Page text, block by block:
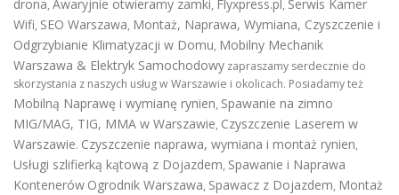
drona, Awaryjnie otwieramy zamki, Flyxpress.pl, Serwis Kamer
Wifi, SEO Warszawa, Montaż, Naprawa, Wymiana, Czyszczenie i
Odgrzybianie Klimatyzacji w Domu, Mobilny Mechanik
Warszawa & Elektryk Samochodowy zapraszamy serdecznie do
skorzystania z naszych usług w Warszawie i okolicach. Posiadamy też
Mobilną Naprawę i wymianę rynien, Spawanie na zimno
MIG/MAG, TIG, MMA w Warszawie, Czyszczenie Laserem w
Warszawie. Czyszczenie naprawa, wymiana i montaż rynien,
Usługi szlifierką kątową z Dojazdem, Spawanie i Naprawa
Kontenerów Ogrodnik Warszawa, Spawacz z Dojazdem, Montaż